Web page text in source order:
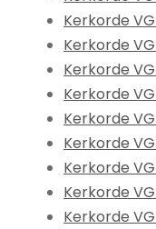
Kerkorde
Kerkorde
Kerkorde
Kerkorde
Kerkorde
Kerkorde
Kerkorde
Kerkorde
Kerkorde